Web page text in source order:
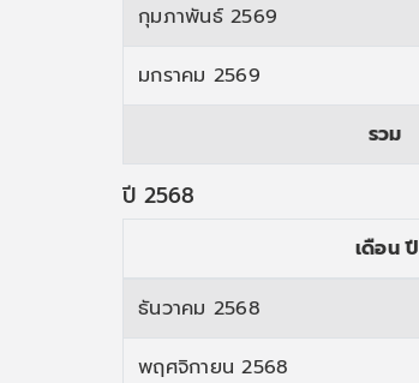
กุมภาพันธ์ 2569
มกราคม 2569
รวม
ปี 2568
เดือน ปี
ธันวาคม 2568
พฤศจิกายน 2568